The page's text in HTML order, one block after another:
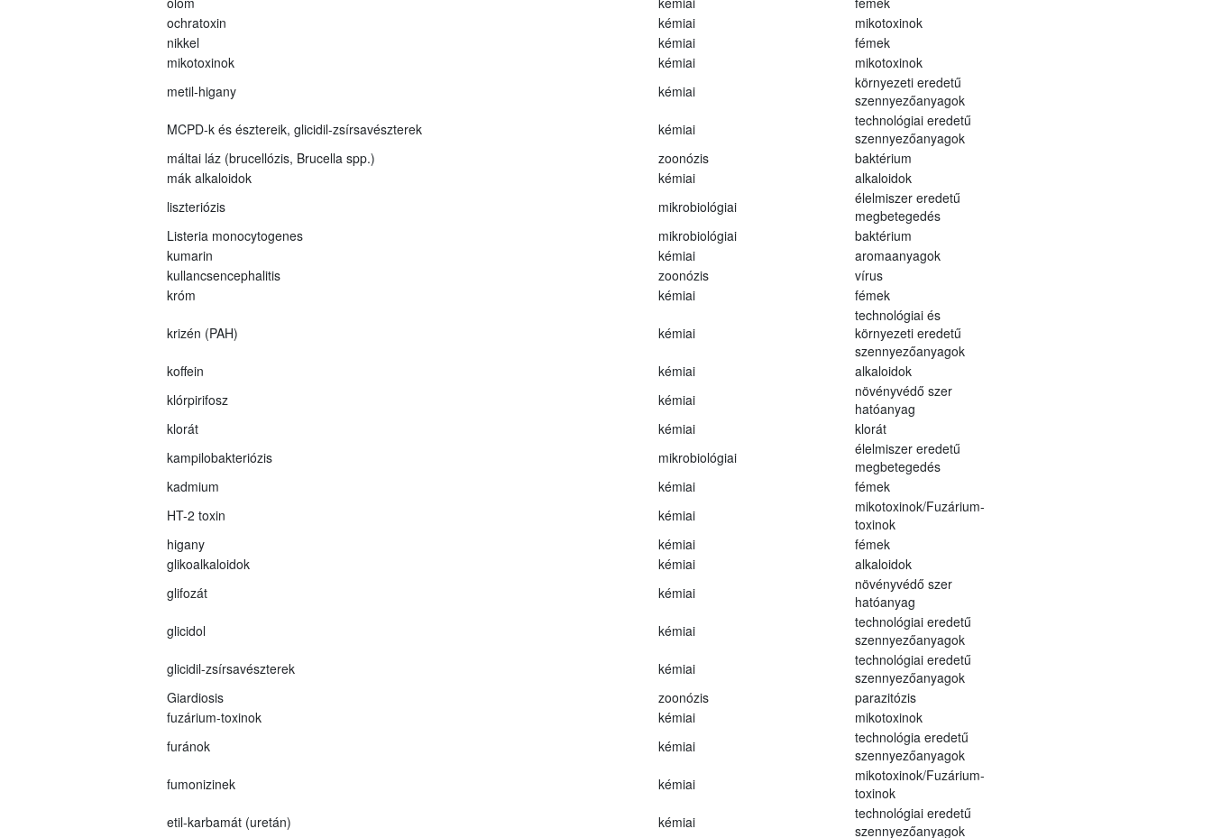
ochratoxin
kémiai
mikotoxinok
nikkel
kémiai
fémek
mikotoxinok
kémiai
mikotoxinok
metil-higany
kémiai
környezeti eredetű
szennyezőanyagok
MCPD-k és észtereik, glicidil-zsírsavészterek
kémiai
technológiai eredetű
szennyezőanyagok
máltai láz (brucellózis, Brucella spp.)
zoonózis
baktérium
mák alkaloidok
kémiai
alkaloidok
liszteriózis
mikrobiológiai
élelmiszer eredetű
megbetegedés
Listeria monocytogenes
mikrobiológiai
baktérium
kumarin
kémiai
aromaanyagok
kullancsencephalitis
zoonózis
vírus
króm
kémiai fémek
krizén (PAH) kémiai
technológiai és
környezeti eredetű
szennyezőanyagok
koffein
kémiai
alkaloidok
klórpirifosz
kémiai
növényvédő szer
hatóanyag
klorát
kémiai
klorát
kampilobakteriózis
mikrobiológiai
élelmiszer eredetű
megbetegedés
kadmium
kémiai
fémek
HT-2 toxin
kémiai
mikotoxinok/Fuzárium-
toxinok
higany
kémiai
fémek
glikoalkaloidok
kémiai
alkaloidok
glifozát
kémiai
növényvédő szer
hatóanyag
glicidol
kémiai
technológiai eredetű
szennyezőanyagok
glicidil-zsírsavészterek
kémiai
technológiai eredetű
szennyezőanyagok
Giardiosis
zoonózis
parazitózis
fuzárium-toxinok
kémiai
mikotoxinok
furánok
kémiai
technológia eredetű
szennyezőanyagok
fumonizinek
kémiai
mikotoxinok/Fuzárium-
toxinok
etil-karbamát (uretán)
kémiai
technológiai eredetű
szennyezőanyagok